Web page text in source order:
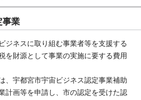
業
ジネスに取り組む事業者等を支援する
を財源として事業の実施に要する費用
、宇都宮市宇宙ビジネス認定事業補助
計画等を申請し、市の認定を受けた認